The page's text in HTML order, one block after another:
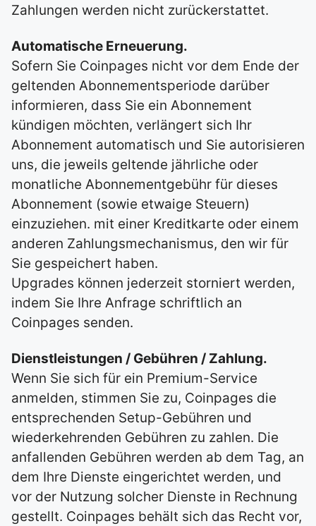
Zahlungen werden nicht zurückerstattet.
Automatische Erneuerung.
Sofern Sie Coinpages nicht vor dem Ende der
geltenden Abonnementsperiode darüber
informieren, dass Sie ein Abonnement
kündigen möchten, verlängert sich Ihr
Abonnement automatisch und Sie autorisieren
uns, die jeweils geltende jährliche oder
monatliche Abonnementgebühr für dieses
Abonnement (sowie etwaige Steuern)
einzuziehen. mit einer Kreditkarte oder einem
anderen Zahlungsmechanismus, den wir für
Sie gespeichert haben.
Upgrades können jederzeit storniert werden,
indem Sie Ihre Anfrage schriftlich an
Coinpages senden.
Dienstleistungen / Gebühren / Zahlung.
Wenn Sie sich für ein Premium-Service
anmelden, stimmen Sie zu, Coinpages die
entsprechenden Setup-Gebühren und
wiederkehrenden Gebühren zu zahlen. Die
anfallenden Gebühren werden ab dem Tag, an
dem Ihre Dienste eingerichtet werden, und
vor der Nutzung solcher Dienste in Rechnung
gestellt. Coinpages behält sich das Recht vor,